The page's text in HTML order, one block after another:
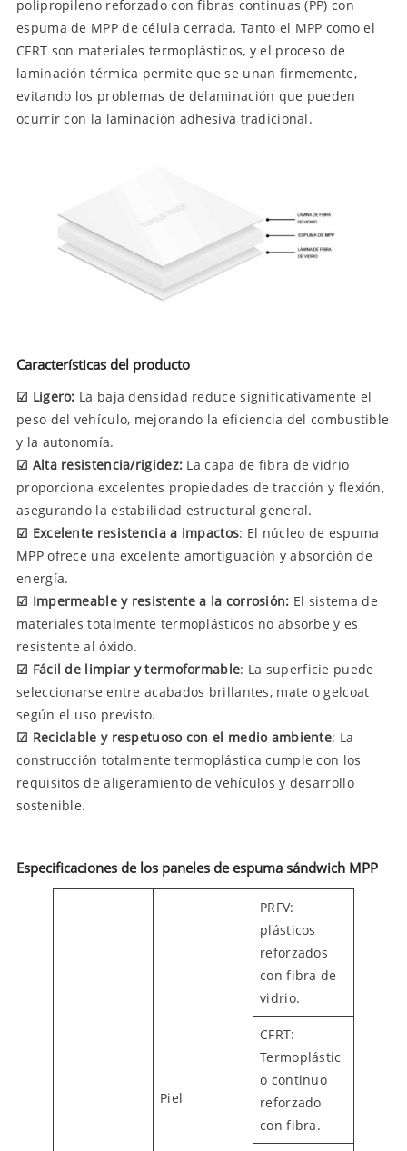
polipropileno reforzado con fibras continuas (PP) con
espuma de MPP de célula cerrada. Tanto el MPP como el
CFRT son materiales termoplásticos, y el proceso de
laminación térmica permite que se unan firmemente,
evitando los problemas de delaminación que pueden
ocurrir con la laminación adhesiva tradicional.
Características del producto
☑ Ligero: La baja densidad reduce significativamente el
peso del vehículo, mejorando la eficiencia del combustible
y la autonomía.
☑ Alta resistencia/rigidez: La capa de fibra de vidrio
proporciona excelentes propiedades de tracción y flexión,
asegurando la estabilidad estructural general.
☑ Excelente resistencia a impactos: El núcleo de espuma
MPP ofrece una excelente amortiguación y absorción de
energía.
☑ Impermeable y resistente a la corrosión: El sistema de
materiales totalmente termoplásticos no absorbe y es
resistente al óxido.
☑ Fácil de limpiar y termoformable: La superficie puede
seleccionarse entre acabados brillantes, mate o gelcoat
según el uso previsto.
☑ Reciclable y respetuoso con el medio ambiente: La
construcción totalmente termoplástica cumple con los
requisitos de aligeramiento de vehículos y desarrollo
sostenible.
Especificaciones de los paneles de espuma sándwich MPP
Piel
PRFV:
plásticos
reforzados
con fibra de
vidrio.
CFRT:
Termoplástic
o continuo
reforzado
con fibra.